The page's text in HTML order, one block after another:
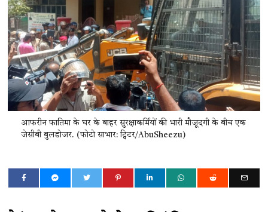
आफरीन फातिमा के घर के बाहर सुरक्षाकर्मियों की भारी मौजूदगी के बीच एक
जेसीबी बुलडोजर. (फोटो साभार: ट्विटर/AbuSheezu)